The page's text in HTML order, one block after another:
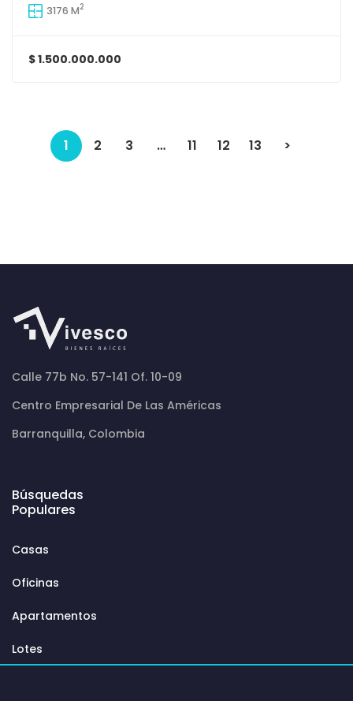
3176 M2
$ 1.500.000.000
1 2 3 … 11 12 13 >
Calle 77b No. 57-141 Of. 10-09
Centro Empresarial De Las Américas
Barranquilla, Colombia
Búsquedas
Populares
Casas
Oficinas
Apartamentos
Lotes